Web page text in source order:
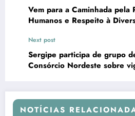
Vem para a Caminhada pela
Humanos e Respeito à
Next post
Sergipe participa de grupo
Consórcio Nordeste sobre
NOTÍCIAS